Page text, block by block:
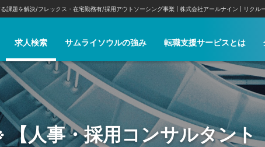
課題を解決/フレックス・在宅勤務有/採用アウトソーシング事業 | 株式会社アールナイン リクル
求人検索 サムライソウルの強み 転職支援サービスとは